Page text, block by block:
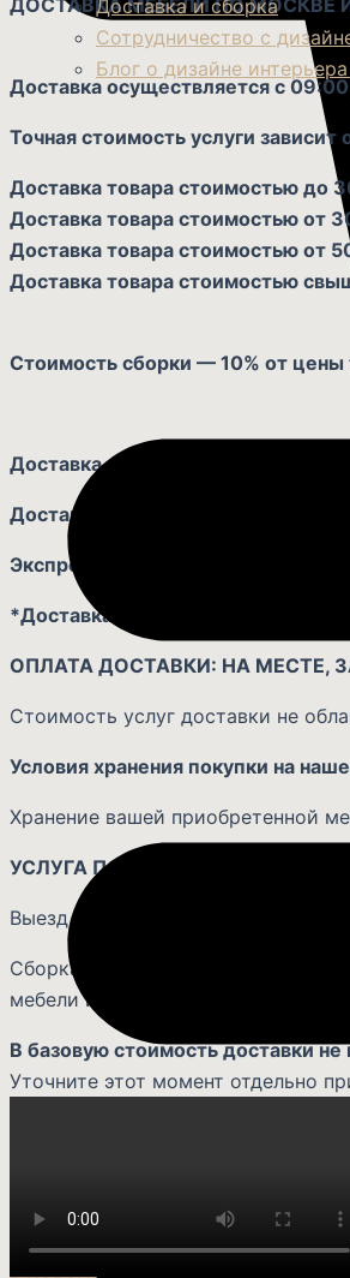
Доставка и сборка
Сотрудничество с
Блог о дизайне
ДОСТАВКА МЕБЕЛИ ПО МОСКВЕ
Доставка осуществляется с
Точная стоимость услуги
Доставка товара стоимостью до
Доставка товара стоимостью от
Доставка товара стоимостью от
Доставка товара стоимостью
Стоимость сборки — 10% от цены
Доставка за МКАД
Доставка в транспортно-
Экспресс-доставка в день заказа
*Доставка и сборка мебели из
ОПЛАТА ДОСТАВКИ: НА МЕСТЕ,
Стоимость услуг доставки не
Условия хранения покупки на
Хранение вашей приобретенной
УСЛУГА ПО СБОРКЕ
Выезд сборщика к заказчику для
Сборка мебели, приобретенной в
мебели и составляет 10% от цены.
В базовую стоимость доставки
Уточните этот момент отдельно